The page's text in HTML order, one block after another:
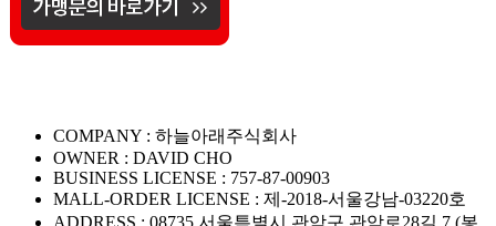
COMPANY : 하늘아래주식회사
OWNER : DAVID CHO
BUSINESS LICENSE : 757-87-00903
MALL-ORDER LICENSE : 제-2018-서울강남-03220호
ADDRESS : 08735 서울특별시 관악구 관악로28길 7 (봉